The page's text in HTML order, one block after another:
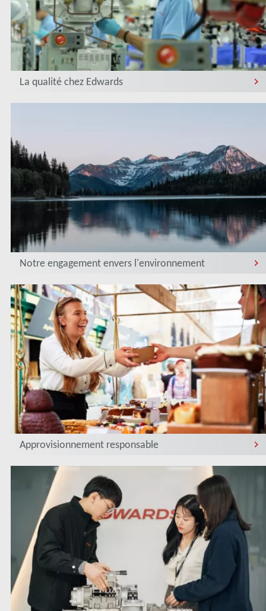
La qualité chez Edwards
Notre engagement envers l'environnement
Approvisionnement responsable